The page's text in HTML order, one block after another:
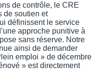
de contrôle, le CRE
de soutien et
définissent le service
approche punitive à
sans réserve. Notre
ainsi de demander
emploi » de décembre
» est directement